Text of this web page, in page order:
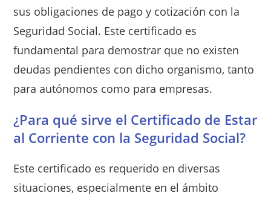
sus obligaciones de pago y cotización con la
Seguridad Social. Este certificado es
fundamental para demostrar que no existen
deudas pendientes con dicho organismo, tanto
para autónomos como para empresas.
¿Para qué sirve el Certificado de Estar
al Corriente con la Seguridad Social?
Este certificado es requerido en diversas
situaciones, especialmente en el ámbito